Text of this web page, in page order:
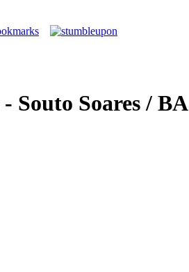
Souto Soares / BA